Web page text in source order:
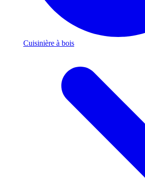
Cuisinière à bois